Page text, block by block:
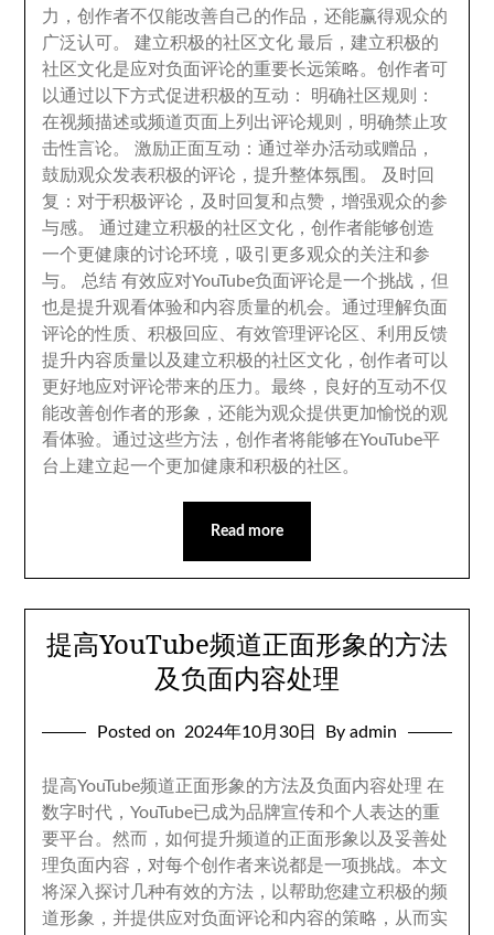
力 ，创作者不仅能改善自己的作品 ，还能赢得观众的
广泛认可 。 建立积极的社区文化 最后 ， 建立积极的
社区文化是应对负面评论的重要长远策略。创作者可
以通过以下方式促进积极的互动 ： 明确社区规则
：
在视频描述或频道页面上列出评论规则
， 明确禁止攻
击性言论。激励正面互动 ：通过举办活动或赠品 ，
鼓励观众发表积极的评论 ，提升整体氛围 。 及时回
复 ： 对于积极评论 ， 及时回复和点赞 ，增强观众的参
与感。通过建立积极的社区文化 ，创作者能够创造
一个更健康的讨论环境 ， 吸引更多观众的关注和参
与。 总结 有效应对YouTube负面评论是一个挑战 ，但
也是提升观看体验和内容质量的机会。通过理解负面
评论的性质 、积极回应 、有效管理评论区 、利用反馈
提升内容质量以及建立积极的社区文化 ，创作者可以
更好地应对评论带来的压力 。最终 ，
良好的互动不仅
能改善创作者的形象 ，还能为观众提供更加愉悦的观
看体验。通过这些方法 ，创作者将能够在YouTube平
台上建立起一个更加健康和积极的社区 。
Read more
提高YouTube频道正面形象的方法
及负面内容处理
Posted on 2024年10月30日 By admin
提高YouTube频道正面形象的方法及负面内容处理 在
数字时代 ，YouTube已成为品牌宣传和个人表达的重
要平台 。然而 ，如何提升频道的正面形象以及妥善处
理负面内容 ， 对每个创作者来说都是一项挑战。本文
将深入探讨几种有效的方法 ，
以帮助您建立积极的频
道形象 ， 并提供应对负面评论和内容的策略 ， 从而实